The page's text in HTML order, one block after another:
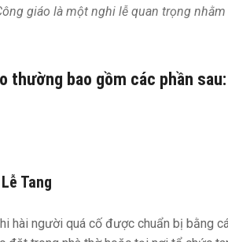
giáo là một nghi lễ quan trọng
thường bao gồm các phần sau:
Tang
hài người quá cố được chuẩn bị bằng